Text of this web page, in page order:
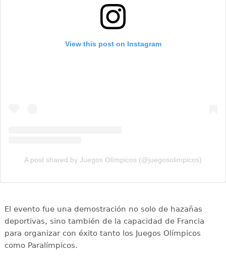
View this post on Instagram
A post shared by Juegos Olímpicos (@juegosolimpicos)
El evento fue una demostración no solo de hazañas
deportivas, sino también de la capacidad de Francia
para organizar con éxito tanto los Juegos Olímpicos
como Paralímpicos.